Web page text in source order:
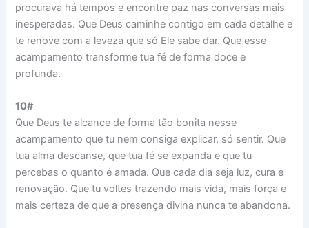
procurava há tempos e encontre paz nas conversas mais
inesperadas. Que Deus caminhe contigo em cada detalhe e
te renove com a leveza que só Ele sabe dar. Que esse
acampamento transforme tua fé de forma doce e
profunda.
10#
Que Deus te alcance de forma tão bonita nesse
acampamento que tu nem consiga explicar, só sentir. Que
tua alma descanse, que tua fé se expanda e que tu
percebas o quanto é amada. Que cada dia seja luz, cura e
renovação. Que tu voltes trazendo mais vida, mais força e
mais certeza de que a presença divina nunca te abandona.